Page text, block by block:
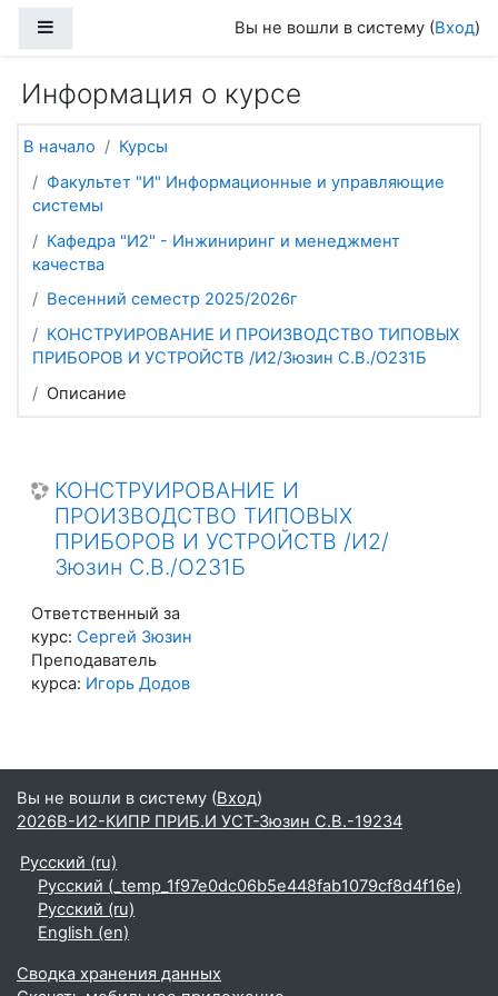
Вы не вошли в систему (Вход)
Информация о курсе
В начало
Курсы
Факультет "И" Информационные и управляющие
системы
Кафедра "И2" - Инжиниринг и менеджмент
качества
Весенний семестр 2025/2026г
КОНСТРУИРОВАНИЕ И ПРОИЗВОДСТВО ТИПОВЫХ
ПРИБОРОВ И УСТРОЙСТВ /И2/Зюзин С.В./О231Б
Описание
КОНСТРУИРОВАНИЕ И
ПРОИЗВОДСТВО ТИПОВЫХ
ПРИБОРОВ И УСТРОЙСТВ /И2/
Зюзин С.В./О231Б
Ответственный за
курс: Сергей Зюзин
Преподаватель
курса: Игорь Додов
Вы не вошли в систему (Вход)
2026В-И2-КИПР ПРИБ.И УСТ-Зюзин С.В.-19234
Русский ‎(ru)‎
Русский ‎(_temp_1f97e0dc06b5e448fab1079cf8d4f16e)‎
Русский ‎(ru)‎
English ‎(en)‎
Сводка хранения данных